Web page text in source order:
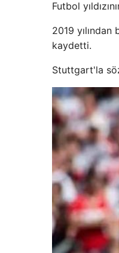
Futbol
2019
kaydetti.
Stuttgart'la